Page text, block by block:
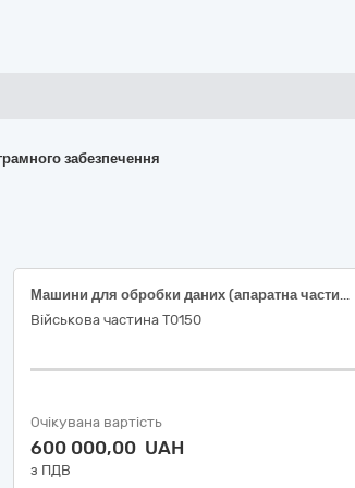
забезпечення
Машини для обробки даних (апаратна частина)
Військова частина Т0150
Очікувана вартість
600 000,00 UAH
з ПДВ